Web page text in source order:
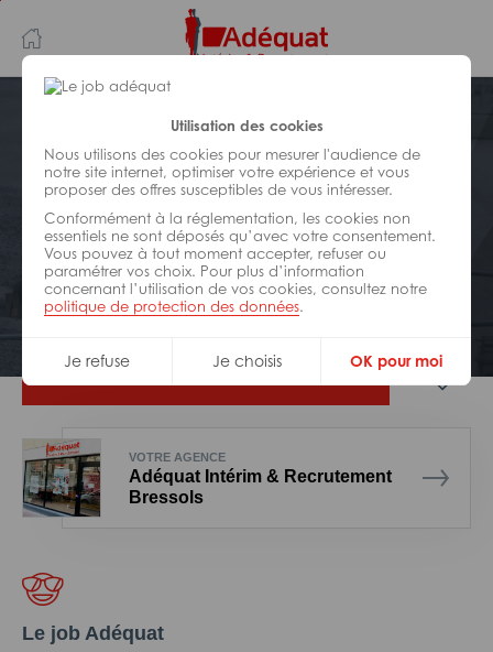
Utilisation des cookies
Nous utilisons des cookies pour mesurer l'audience de
notre site internet, optimiser votre expérience et vous
proposer des offres susceptibles de vous intéresser.
Conformément à la réglementation, les cookies non
essentiels ne sont déposés qu’avec votre consentement.
Vous pouvez à tout moment accepter, refuser ou
paramétrer vos choix. Pour plus d’information
concernant l’utilisation de vos cookies, consultez notre
politique de protection des données.
Je refuse Je choisis OK pour moi
au
contenu
principal
navigation
BÂTIMENT ET TRAVAUX PUBLICS
Réf : 0HM-317025
Conducteur d’engins H/F
Interim Moissac
VOTRE AGENCE
Adéquat Intérim & Recrutement
Bressols
Le job Adéquat